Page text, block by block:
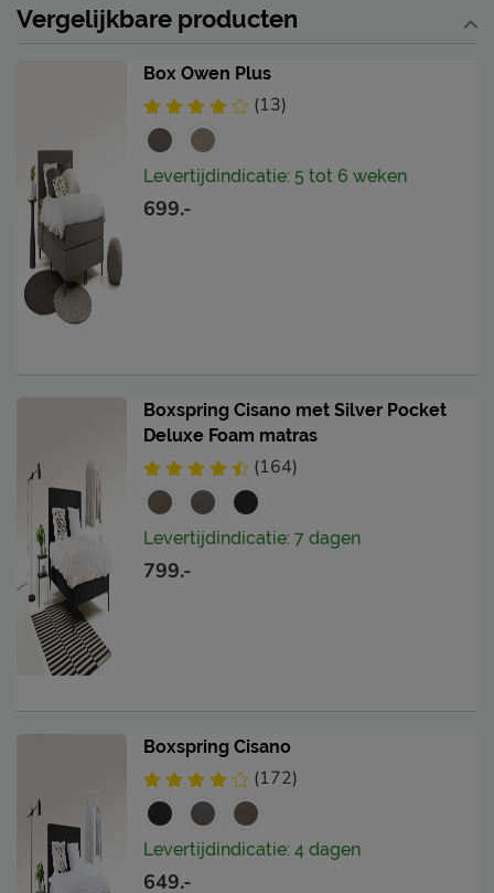
Vergelijkbare producten
Box Owen Plus
(13)
Levertijdindicatie: 5 tot 6 weken
699.-
Boxspring Cisano met Silver Pocket
Deluxe Foam matras
(164)
Levertijdindicatie: 7 dagen
799.-
Boxspring Cisano
(172)
Levertijdindicatie: 4 dagen
649.-